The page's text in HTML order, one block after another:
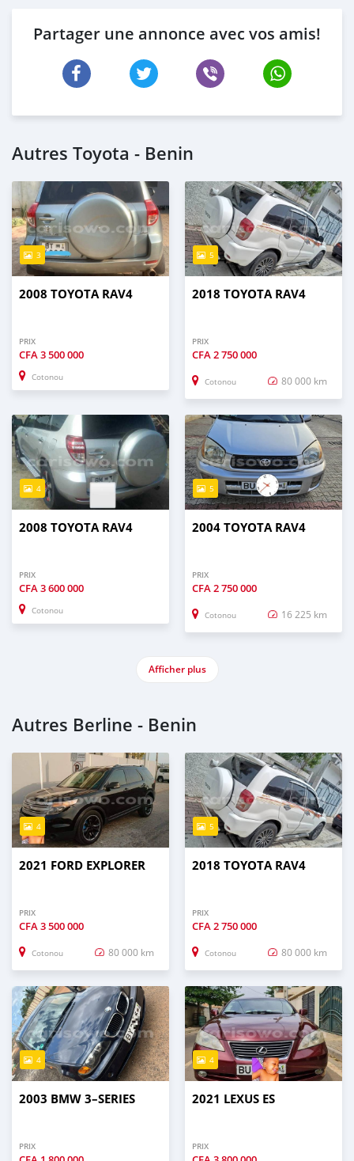
Partager une annonce avec vos amis!
Autres Toyota - Benin
3
2008 TOYOTA RAV4
PRIX
CFA3 500 000
Cotonou
5
2018 TOYOTA RAV4
PRIX
CFA2 750 000
Cotonou 80 000 km
4
2008 TOYOTA RAV4
PRIX
CFA3 600 000
Cotonou
5
2004 TOYOTA RAV4
PRIX
CFA2 750 000
Cotonou 16 225 km
Afficher plus
Autres Berline - Benin
4
2021 FORD EXPLORER
PRIX
CFA3 500 000
Cotonou 80 000 km
5
2018 TOYOTA RAV4
PRIX
CFA2 750 000
Cotonou 80 000 km
4
2003 BMW 3–SERIES
PRIX
4
2021 LEXUS ES
PRIX